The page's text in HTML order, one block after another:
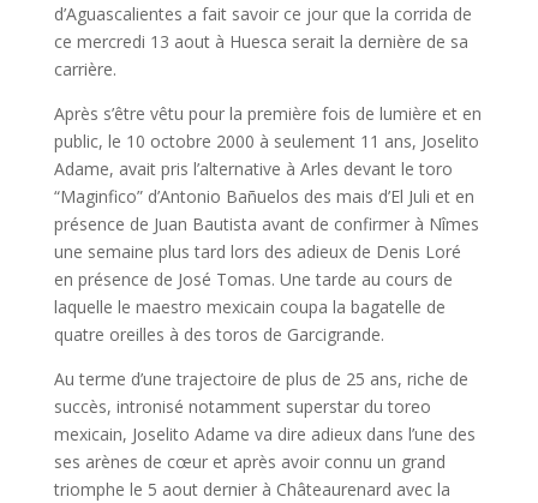
d’Aguascalientes a fait savoir ce jour que la corrida de
ce mercredi 13 aout à Huesca serait la dernière de sa
carrière.
Après s’être vêtu pour la première fois de lumière et en
public, le 10 octobre 2000 à seulement 11 ans, Joselito
Adame, avait pris l’alternative à Arles devant le toro
“Maginfico” d’Antonio Bañuelos des mais d’El Juli et en
présence de Juan Bautista avant de confirmer à Nîmes
une semaine plus tard lors des adieux de Denis Loré
en présence de José Tomas. Une tarde au cours de
laquelle le maestro mexicain coupa la bagatelle de
quatre oreilles à des toros de Garcigrande.
Au terme d’une trajectoire de plus de 25 ans, riche de
succès, intronisé notamment superstar du toreo
mexicain, Joselito Adame va dire adieux dans l’une des
ses arènes de cœur et après avoir connu un grand
triomphe le 5 aout dernier à Châteaurenard avec la